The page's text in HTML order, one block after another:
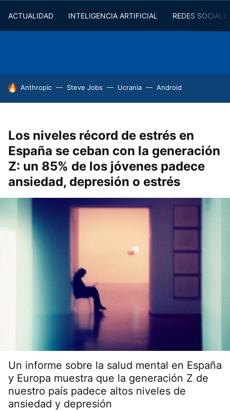
ACTUALIDAD INTELIGENCIA ARTIFICIAL REDES
HOY SE HABLA DE
Anthropic Steve Jobs Ucrania Android
Los niveles récord de estrés en
España se ceban con la generación
Z: un 85% de los jóvenes padece
ansiedad, depresión o estrés
Un informe sobre la salud mental en España
y Europa muestra que la generación Z de
nuestro país padece altos niveles de
ansiedad y depresión